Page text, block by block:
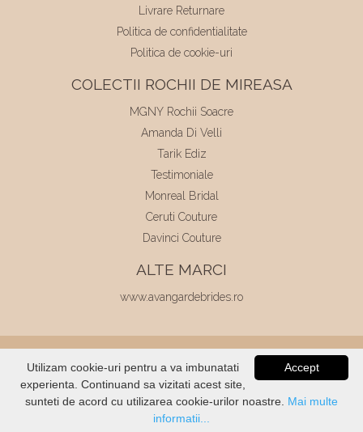
Livrare Returnare
Politica de confidentialitate
Politica de cookie-uri
COLECTII ROCHII DE MIREASA
MGNY Rochii Soacre
Amanda Di Velli
Tarik Ediz
Testimoniale
Monreal Bridal
Ceruti Couture
Davinci Couture
ALTE MARCI
www.avangardebrides.ro
© 2026Elite Mariaj | Toate drepturile
rezervate
Dezvoltat de Voitin.com
STOC
Accept
Utilizam cookie-uri pentru a va imbunatati
experienta. Continuand sa vizitati acest site,
sunteti de acord cu utilizarea cookie-urilor noastre. Mai multe
informatii...